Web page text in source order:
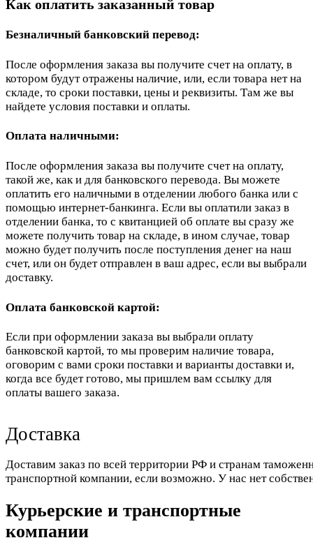
Как оплатить заказанный товар
Безналичный банковский перевод:
После оформления заказа вы получите счет на оплату, в
котором будут отражены наличие, или, если товара нет на
складе, то сроки поставки, цены и реквизиты. Там же вы
найдете условия поставки и оплаты.
Оплата наличными:
После оформления заказа вы получите счет на оплату,
такой же, как и для банковского перевода. Вы можете
оплатить его наличными в отделении любого банка или с
помощью интернет-банкинга. Если вы оплатили заказ в
отделении банка, то с квитанцией об оплате вы сразу же
можете получить товар на складе, в ином случае, товар
можно будет получить после поступления денег на наш
счет, или он будет отправлен в ваш адрес, если вы выбрали
доставку.
Оплата банковской картой:
Если при оформлении заказа вы выбрали оплату
банковской картой, то мы проверим наличие товара,
оговорим с вами сроки поставки и варианты доставки и,
когда все будет готово, мы пришлем вам ссылку для
оплаты вашего заказа.
Доставка
Доставим заказ по всей территории РФ и странам
транспортной компании, если возможно. У нас нет
Курьерские и транспортные
компании